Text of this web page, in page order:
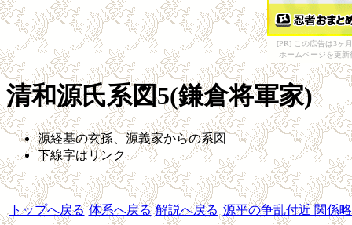
[PR] この広告は3ヶ
ホームページを更
清和源氏系図5(鎌倉将軍家)
源経基の玄孫、源義家からの系図
下線字はリンク
トップへ戻る 体系へ戻る 解説へ戻る 源平の争乱付近 関係